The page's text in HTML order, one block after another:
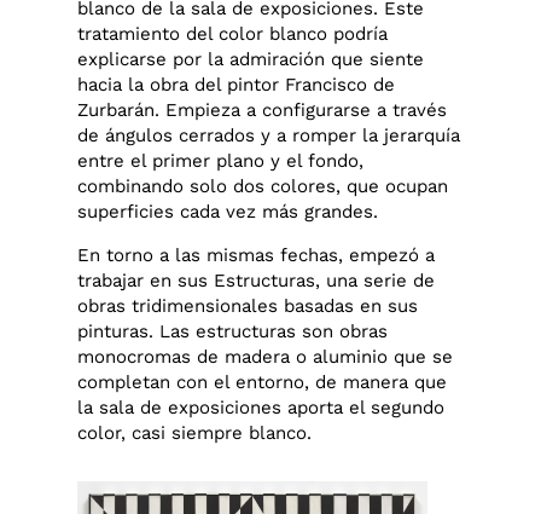
blanco de la sala de exposiciones. Este
tratamiento del color blanco podría
explicarse por la admiración que siente
hacia la obra del pintor Francisco de
Zurbarán. Empieza a configurarse a través
de ángulos cerrados y a romper la jerarquía
entre el primer plano y el fondo,
combinando solo dos colores, que ocupan
superficies cada vez más grandes.
En torno a las mismas fechas, empezó a
trabajar en sus Estructuras, una serie de
obras tridimensionales basadas en sus
pinturas. Las estructuras son obras
monocromas de madera o aluminio que se
completan con el entorno, de manera que
la sala de exposiciones aporta el segundo
color, casi siempre blanco.